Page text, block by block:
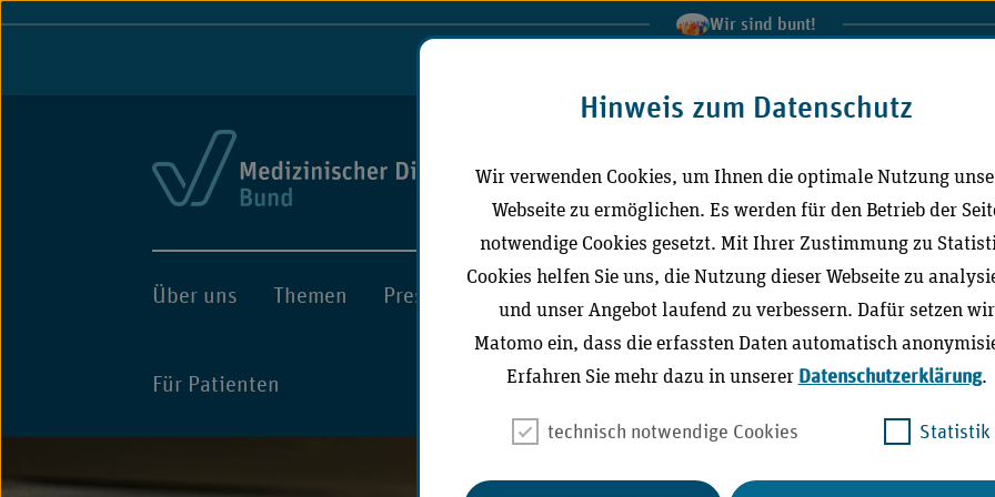
Leichte Sprache Gebärdensprache
Über uns Themen Presse Aktuell Richtlinien / Publikationen
Für Patienten
Wir sind bunt!
Hinweis zum Datenschutz
Wir verwenden Cookies, um Ihnen die optimale Nutzung
Webseite zu ermöglichen. Es werden für den Betrieb der
notwendige Cookies gesetzt. Mit Ihrer Zustimmung zu
Cookies helfen Sie uns, die Nutzung dieser Webseite zu
und unser Angebot laufend zu verbessern. Dafür setzen wir
Matomo ein, dass die erfassten Daten automatisch
Erfahren Sie mehr dazu in unserer Datenschutzerklärung.
technisch notwendige Cookies Statistik